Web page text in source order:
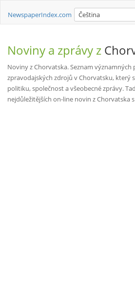
NewspaperIndex.com Čeština
Noviny a zprávy z
Noviny z Chorvatska. Seznam významných
zpravodajských zdrojů v Chorvatsku, který
politiku, společnost a všeobecné zprávy.
nejdůležitějších on-line novin z Chorvatska